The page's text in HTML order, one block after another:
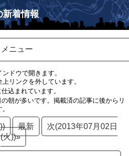
新着情報
メニュー
ドウで開きます。
リンクを外しています。
込まれています。
朝が多いです。掲載済の記事に後からリ
最新
次(2013年07月02日
(火))»